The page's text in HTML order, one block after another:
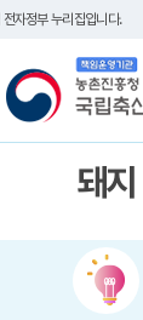
자정부 누리집입니다.
책임운
돼지